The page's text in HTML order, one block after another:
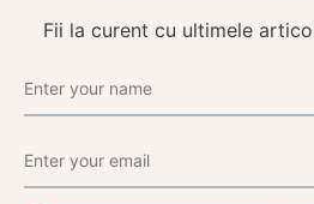
Fii la curent cu ultimele